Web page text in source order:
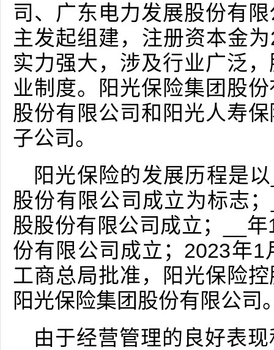
司、广东电力发展股份有
主发起组建，注册资本金
实力强大，涉及行业广泛
业制度。阳光保险集团股
股份有限公司和阳光人寿
子公司。
阳光保险的发展历程是
股份有限公司成立为标志
股股份有限公司成立；__
份有限公司成立；2023年
工商总局批准，阳光保险
阳光保险集团股份有限公司
由于经营管理的良好表